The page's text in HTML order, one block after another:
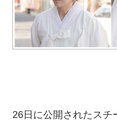
26日に公開されたスチ